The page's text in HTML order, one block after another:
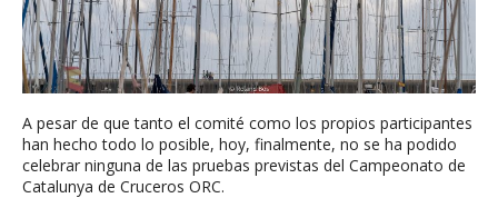
A pesar de que tanto el comité como los propios participantes
han hecho todo lo posible, hoy, finalmente, no se ha podido
celebrar ninguna de las pruebas previstas del Campeonato de
Catalunya de Cruceros ORC.